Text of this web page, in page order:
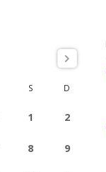
S D
1 2
8 9